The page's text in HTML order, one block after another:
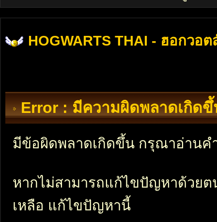
HOGWARTS THAI - ฮอกวอต
Error : มีความผิดพลาดเกิดขึ้
มีข้อผิดพลาดเกิดขึ้น กรุณาอ่านค
หากไม่สามารถแก้ไขปัญหาด้วย
เหลือ แก้ไขปัญหานี้